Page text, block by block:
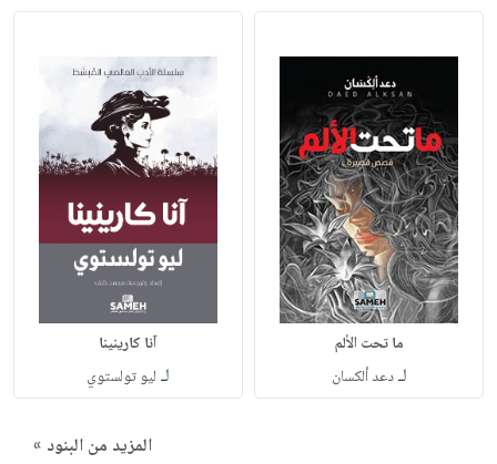
ما تحت الألم
لـدعد ألكسان
آنا كارينينا
لـ ليو تولستوي
المزيد من البنود »